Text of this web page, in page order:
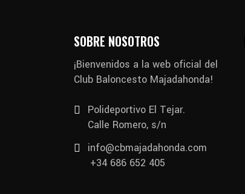
SOBRE NOSOTROS
¡Bienvenidos a la web oficial del
Club Baloncesto Majadahonda!
Polideportivo El Tejar.
Calle Romero, s/n
info@cbmajadahonda.com
+34 686 652 405